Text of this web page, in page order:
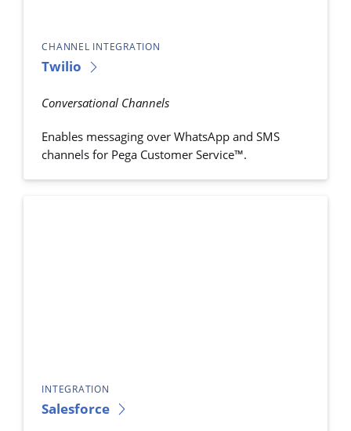
Twilio
CHANNEL INTEGRATION
Conversational Channels
Enables messaging over WhatsApp and SMS
channels for Pega Customer Service™.
Salesforce
INTEGRATION